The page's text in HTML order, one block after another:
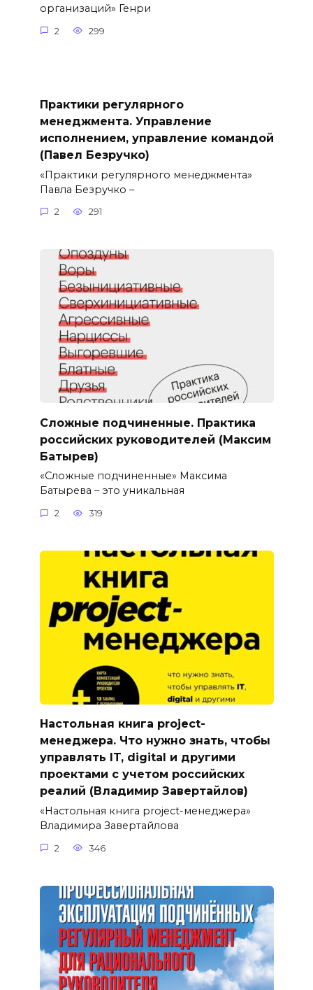
организаций» Генри
2 299
Практики регулярного
менеджмента. Управление
исполнением, управление командой
(Павел Безручко)
«Практики регулярного менеджмента»
Павла Безручко –
2 291
Сложные подчиненные. Практика
российских руководителей (Максим
Батырев)
«Сложные подчиненные» Максима
Батырева – это уникальная
2 319
Настольная книга project-
менеджера. Что нужно знать, чтобы
управлять IT, digital и другими
проектами с учетом российских
реалий (Владимир Завертайлов)
«Настольная книга project-менеджера»
Владимира Завертайлова
2 346